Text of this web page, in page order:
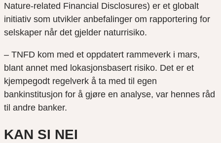
Nature-related Financial Disclosures) er et globalt
initiativ som utvikler anbefalinger om rapportering for
selskaper når det gjelder naturrisiko.
– TNFD kom med et oppdatert rammeverk i mars,
blant annet med lokasjonsbasert risiko. Det er et
kjempegodt regelverk å ta med til egen
bankinstitusjon for å gjøre en analyse, var hennes råd
til andre banker.
KAN SI NEI